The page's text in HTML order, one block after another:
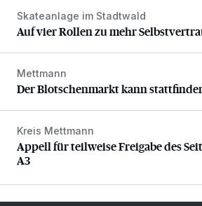
Auf vier Rollen zu mehr
Skateanlage im Stadtwald
Auf vier Rollen zu mehr
Der Blotschenmarkt kann stattfinden
Mettmann
Der Blotschenmarkt kann
Appell für teilweise Freigabe des
Kreis Mettmann
Appell für teilweise Freigabe des
A3